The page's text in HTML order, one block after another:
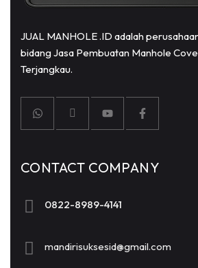
JUAL MANHOLE .ID adalah
bidang Jasa Pembuatan Manhole
Terjangkau.
CONTACT COMPANY
0822-8989-4141
mandirisuksesid@gmail.com